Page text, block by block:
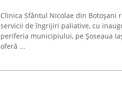
Clinica Sfântul Nicolae din Botoșani
servicii de îngrijiri paliative, cu
periferia municipiului, pe Șoseaua
oferă ...